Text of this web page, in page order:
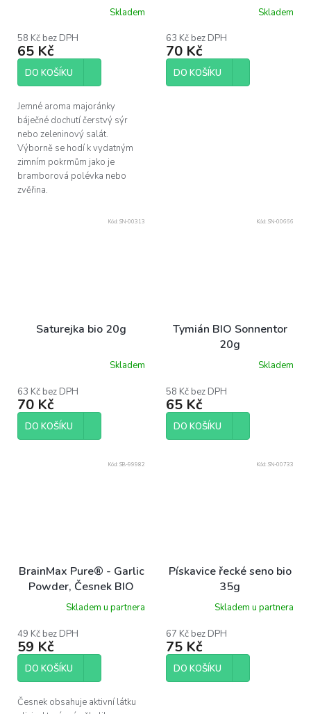
Skladem
58 Kč bez DPH
65 Kč
DO KOŠÍKU
Jemné aroma majoránky
báječné dochutí čerstvý sýr
nebo zeleninový salát.
Výborně se hodí k vydatným
zimním pokrmům jako je
bramborová polévka nebo
zvěřina.
Skladem
63 Kč bez DPH
70 Kč
DO KOŠÍKU
Saturejka bio 20g
Skladem
63 Kč bez DPH
70 Kč
DO KOŠÍKU
Kód: SN-00313
Tymián BIO Sonnentor
20g
Skladem
58 Kč bez DPH
65 Kč
DO KOŠÍKU
Kód: SN-00666
BrainMax Pure® - Garlic
Powder, Česnek BIO
prášek, 100 g
Skladem u partnera
49 Kč bez DPH
59 Kč
DO KOŠÍKU
Česnek obsahuje aktivní látku
Kód: SB-99982
Pískavice řecké seno bio
35g
Skladem u partnera
67 Kč bez DPH
75 Kč
DO KOŠÍKU
Kód: SN-00733